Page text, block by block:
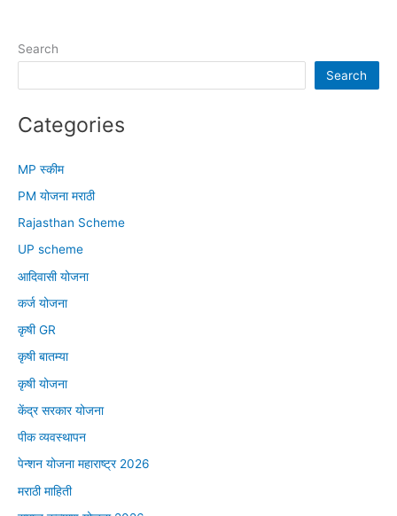
2026
yojana
Search
Search
Categories
MP स्कीम
PM योजना मराठी
Rajasthan Scheme
UP scheme
आदिवासी योजना
कर्ज योजना
कृषी GR
कृषी बातम्या
कृषी योजना
केंद्र सरकार योजना
पीक व्यवस्थापन
पेन्शन योजना महाराष्ट्र 2026
मराठी माहिती